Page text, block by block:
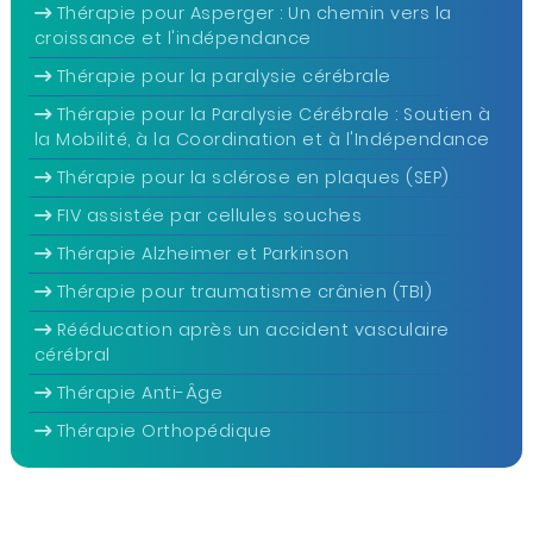
Thérapie pour Asperger : Un chemin vers la
croissance et l'indépendance
Thérapie pour la paralysie cérébrale
Thérapie pour la Paralysie Cérébrale : Soutien à
la Mobilité, à la Coordination et à l'Indépendance
Thérapie pour la sclérose en plaques (SEP)
FIV assistée par cellules souches
Thérapie Alzheimer et Parkinson
Thérapie pour traumatisme crânien (TBI)
Rééducation après un accident vasculaire
cérébral
Thérapie Anti-Âge
Thérapie Orthopédique